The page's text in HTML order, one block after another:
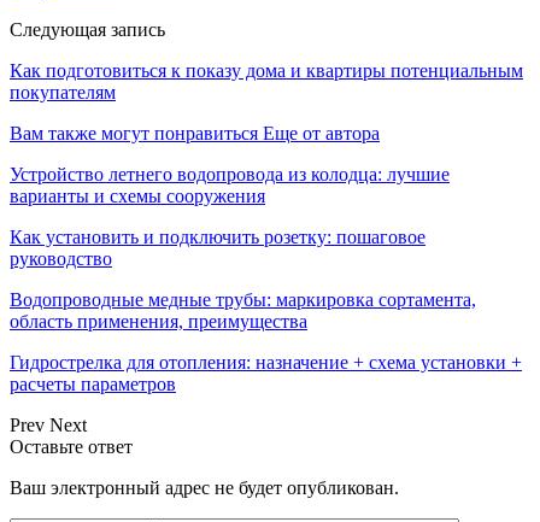
Следующая запись
Как подготовиться к показу дома и квартиры потенциальным
покупателям
Вам также могут понравиться Еще от автора
Устройство летнего водопровода из колодца: лучшие
варианты и схемы сооружения
Как установить и подключить розетку: пошаговое
руководство
Водопроводные медные трубы: маркировка сортамента,
область применения, преимущества
Гидрострелка для отопления: назначение + схема установки +
расчеты параметров
Prev Next
Оставьте ответ
Ваш электронный адрес не будет опубликован.